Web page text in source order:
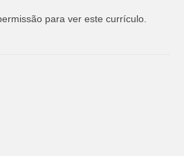
para ver este currículo.